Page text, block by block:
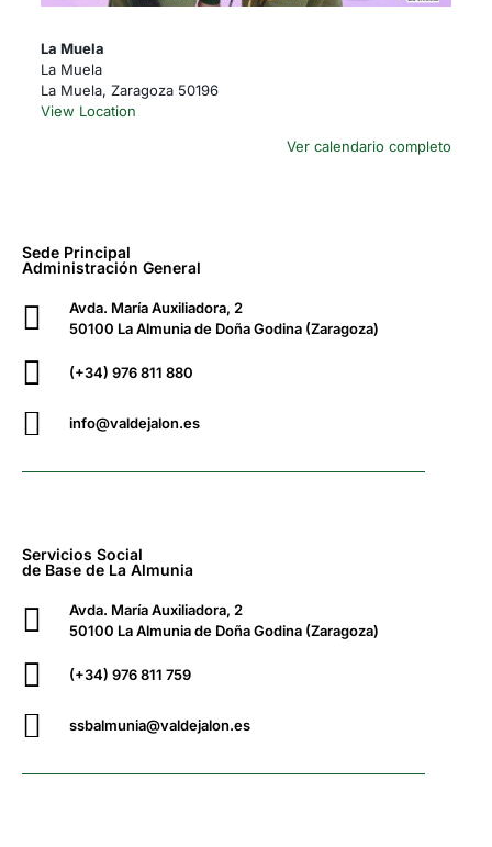
La Muela
La Muela
La Muela, Zaragoza 50196
View Location
Ver calendario completo
Sede Principal
Administración General
Avda. María Auxiliadora, 2
50100 La Almunia de Doña Godina (Zaragoza)
(+34) 976 811 880
info@valdejalon.es
Servicios Social
de Base de La Almunia
Avda. María Auxiliadora, 2
50100 La Almunia de Doña Godina (Zaragoza)
(+34) 976 811 759
ssbalmunia@valdejalon.es